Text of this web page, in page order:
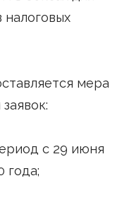
мера
с 29 июня
года;